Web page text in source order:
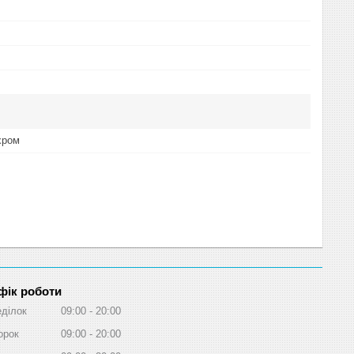
роботи
09:00
20:00
09:00
20:00